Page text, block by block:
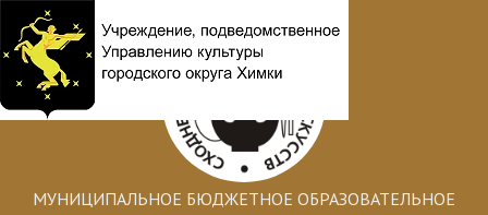
МУНИЦИПАЛЬНОЕ БЮДЖЕТНОЕ ОБРАЗОВАТЕЛЬНОЕ